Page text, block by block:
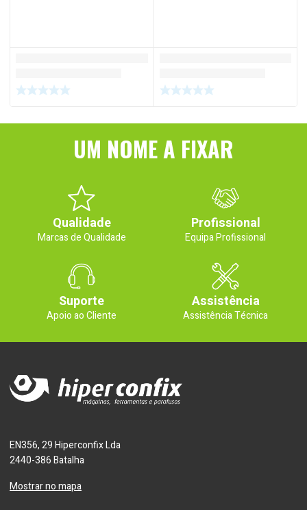
UM NOME A FIXAR
Qualidade
Marcas de Qualidade
Profissional
Equipa Profissional
Suporte
Apoio ao Cliente
Assistência
Assistência Técnica
EN356, 29 Hiperconfix Lda
2440-386 Batalha
Mostrar no mapa